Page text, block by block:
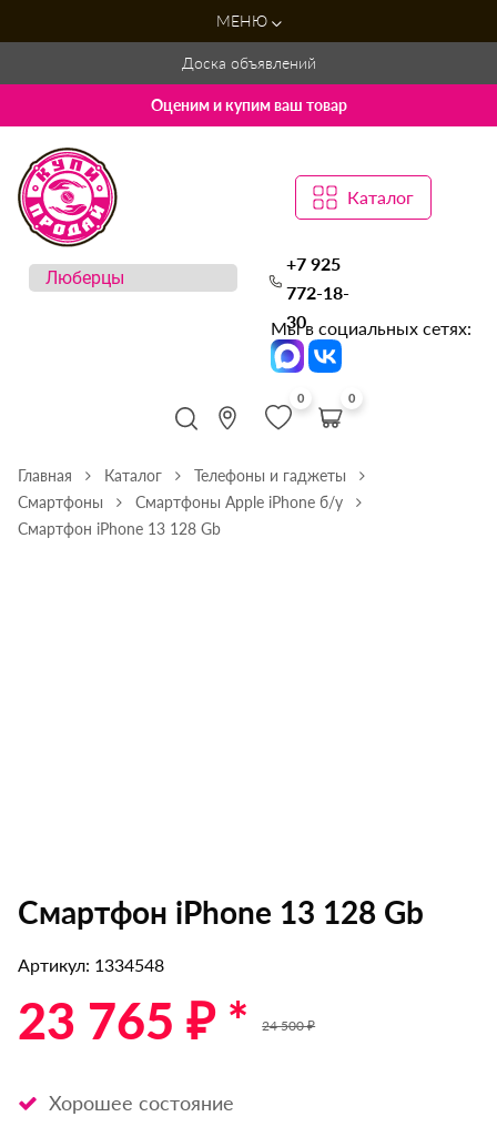
МЕНЮ
Доска объявлений
Оценим и купим ваш товар
Каталог
+7 925
772-18-
30
Мы в социальных сетях:
0 0
Главная Каталог
Телефоны и гаджеты
Смартфоны
Смартфоны Apple iPhone б/у
Смартфон iPhone 13 128 Gb
Смартфон iPhone 13 128 Gb
Артикул: 1334548
23 765 ₽ * 24 500 ₽
Хорошее состояние